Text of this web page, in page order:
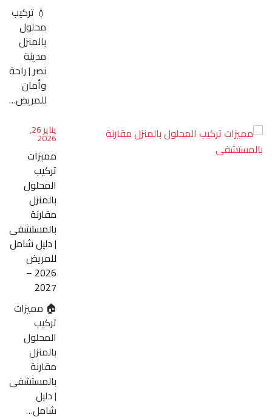
💧 تركيب
محلول
بالمنزل
مدينة
نصر | راحة
وأمان
للمريض…
يناير 26,
2026
مميزات
تركيب
المحلول
بالمنزل
مقارنة
بالمستشفى
| دليل شامل
للمريض
2026 –
2027
🏠 مميزات
تركيب
المحلول
بالمنزل
مقارنة
بالمستشفى
| دليل
شامل…